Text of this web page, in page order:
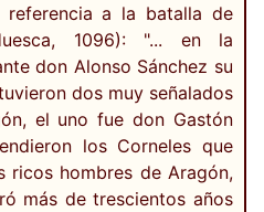
a la batalla de
1096): "... en la
don Alonso Sánchez su
dos muy señalados
el uno fue don Gastón
los Corneles que
ricos hombres de Aragón,
más de trescientos años